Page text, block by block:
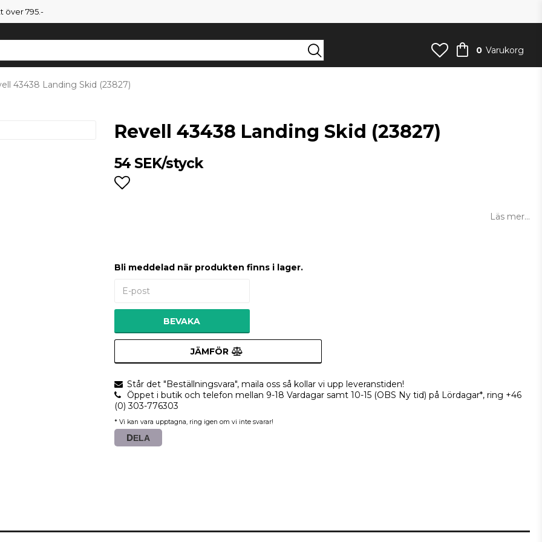
över 795.-
0 Varukorg
43438 Landing Skid (23827)
Revell 43438 Landing Skid (23827)
54 SEK/styck
Läs mer...
Bli meddelad när produkten finns i lager.
BEVAKA
JÄMFÖR
Står det "Beställningsvara", maila oss så kollar vi upp leveranstiden!
Öppet i butik och telefon mellan 9-18 Vardagar samt 10-15 (OBS Ny tid) på Lördagar*, ring +46
(0) 303-776303
* Vi kan vara upptagna, ring igen om vi inte svarar!
DELA